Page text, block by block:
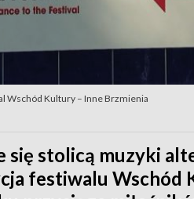
Wschód Kultury – Inne Brzmienia
się stolicą muzyki
festiwalu Wschód